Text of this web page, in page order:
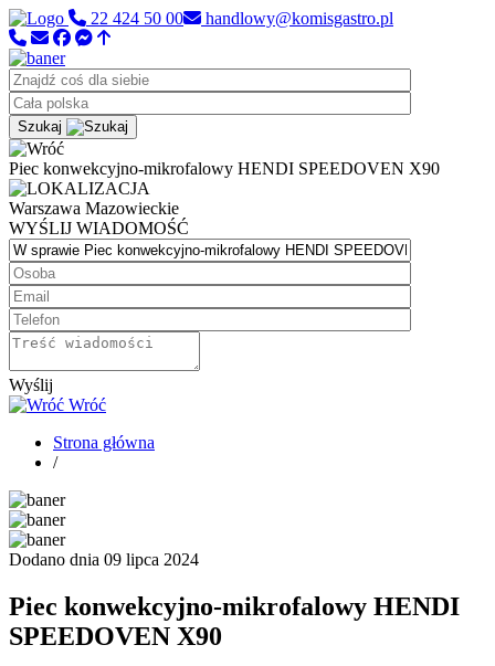
22 424 50 00 handlowy@komisgastro.pl
Szukaj
Piec konwekcyjno-mikrofalowy HENDI SPEEDOVEN X90
Warszawa Mazowieckie
WYŚLIJ WIADOMOŚĆ
Wyślij
Wróć
Strona główna
/
Dodano dnia 09 lipca 2024
Piec konwekcyjno-mikrofalowy HENDI
SPEEDOVEN X90